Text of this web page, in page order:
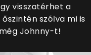
visszatérhet a
szólva mi is
Johnny-t!